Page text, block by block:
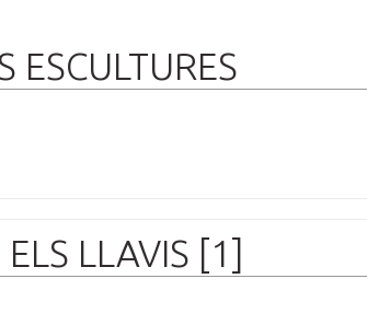
ESCULTURES
ELS LLAVIS [1]